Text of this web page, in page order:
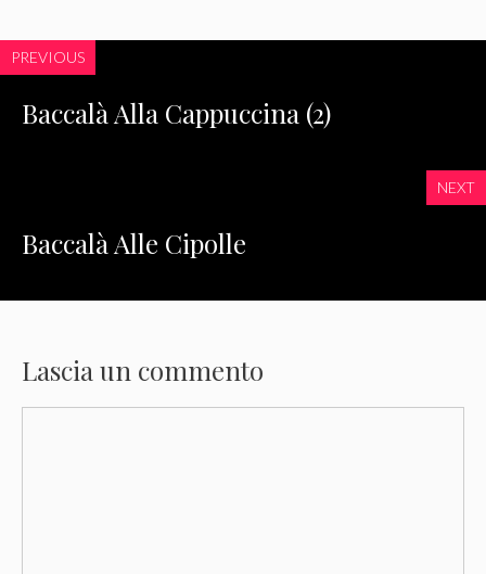
PREVIOUS
Baccalà Alla Cappuccina (2)
NEXT
Baccalà Alle Cipolle
Lascia un commento